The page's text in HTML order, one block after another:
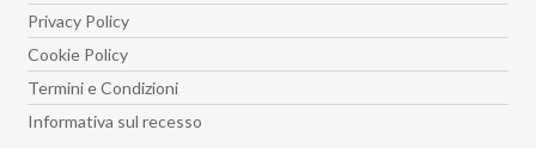
Privacy Policy
Cookie Policy
Termini e Condizioni
Informativa sul recesso